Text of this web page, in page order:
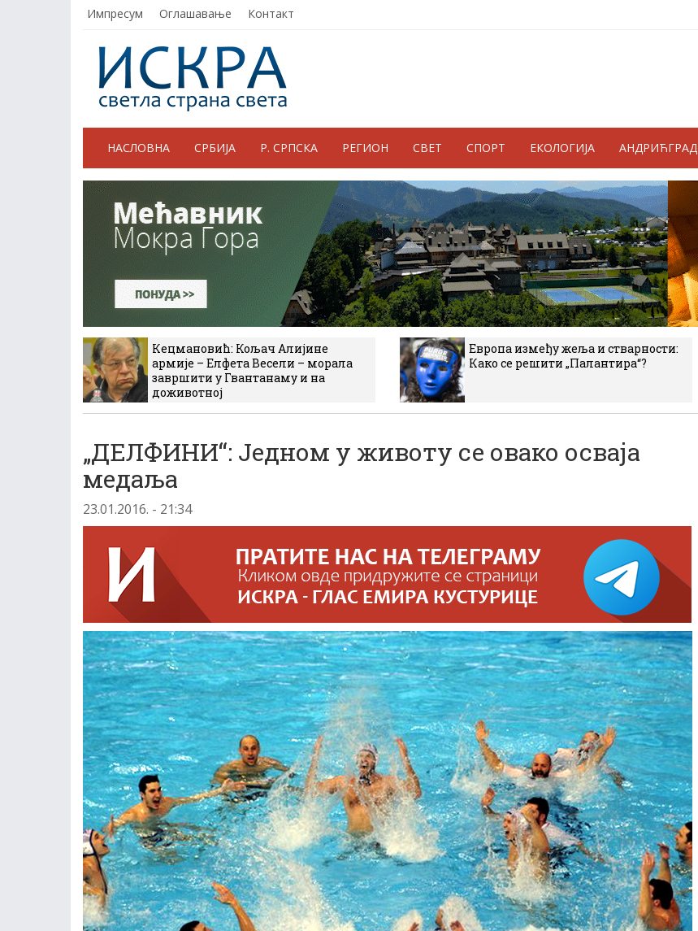
Импресум Оглашавање Контакт
НАСЛОВНА СРБИЈА Р. СРПСКА РЕГИОН СВЕТ СПОРТ ЕКОЛОГИЈА АНДРИЋГРАД
Кецмановић: Кољач Алијине
армије – Елфета Весели – морала
завршити у Гвантанаму и на
доживотној
Европа између жеља и стварности:
Како се решити „Палантира“?
„ДЕЛФИНИ“: Једном у животу се овако осваја
медаља
23.01.2016. - 21:34